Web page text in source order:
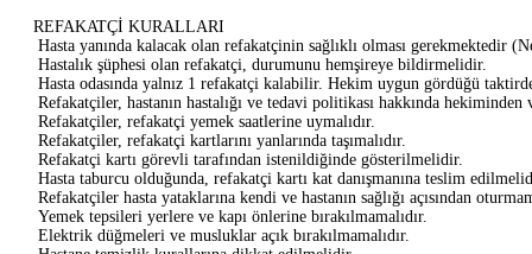
REFAKATÇİ KURALLARI
Hasta yanında kalacak olan refakatçinin sağlıklı olması gerekmektedir
Hastalık şüphesi olan refakatçi, durumunu hemşireye bildirmelidir.
Hasta odasında yalnız 1 refakatçi kalabilir. Hekim uygun gördüğü
Refakatçiler, hastanın hastalığı ve tedavi politikası hakkında
Refakatçiler, refakatçi yemek saatlerine uymalıdır.
Refakatçiler, refakatçi kartlarını yanlarında taşımalıdır.
Refakatçi kartı görevli tarafından istenildiğinde gösterilmelidir.
Hasta taburcu olduğunda, refakatçi kartı kat danışmanına teslim
Refakatçiler hasta yataklarına kendi ve hastanın sağlığı açısından
Yemek tepsileri yerlere ve kapı önlerine bırakılmamalıdır.
Elektrik düğmeleri ve musluklar açık bırakılmamalıdır.